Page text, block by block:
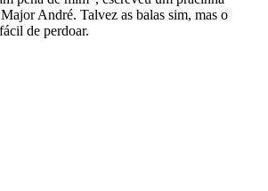
André. Talvez as balas sim, mas o
de perdoar.